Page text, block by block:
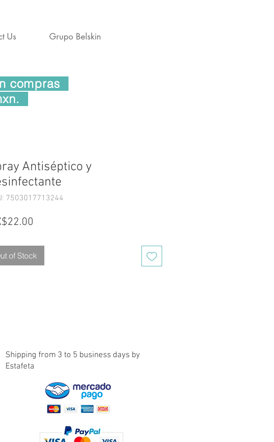
Us Grupo Belskin
Antiséptico y
7503017713244
of Stock
Shipping from 3 to 5 business days by
Estafeta
compras